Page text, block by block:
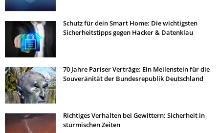
Schutz für dein Smart Home: Die wichtigsten
Sicherheitstipps gegen Hacker & Datenklau
70 Jahre Pariser Verträge: Ein Meilenstein für die
Souveränität der Bundesrepublik Deutschland
Richtiges Verhalten bei Gewittern: Sicherheit in
stürmischen Zeiten